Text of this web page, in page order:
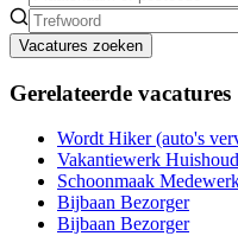
Vacatures zoeken
Gerelateerde vacatures
Wordt Hiker (auto's
Vakantiewerk
Schoonmaak
Bijbaan Bezorger
Bijbaan Bezorger